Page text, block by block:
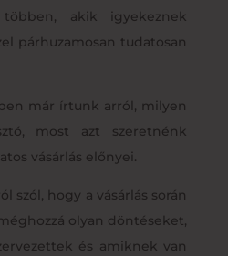
akik igyekeznek
párhuzamosan tudatosan
már írtunk arról, milyen
most azt szeretnénk
vásárlás előnyei.
szól, hogy a vásárlás során
olyan döntéseket,
és amiknek van